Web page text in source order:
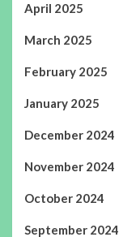
April 2025
March 2025
February 2025
January 2025
December 2024
November 2024
October 2024
September 2024